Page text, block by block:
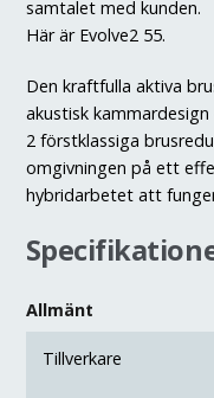
samtalet med kunden.
Här är Evolve2 55.
Den kraftfulla aktiva
akustisk
2 förstklassiga
omgivningen på ett
hybridarbetet att
Allmänt
Tillverkare